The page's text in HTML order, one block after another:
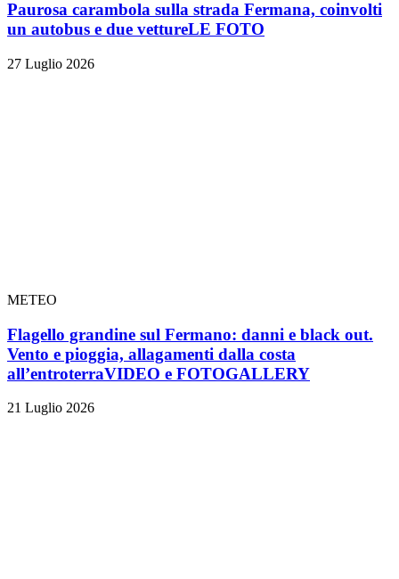
Paurosa carambola sulla strada Fermana, coinvolti
un autobus e due vettureLE FOTO
27 Luglio 2026
METEO
Flagello grandine sul Fermano: danni e black out.
Vento e pioggia, allagamenti dalla costa
all’entroterraVIDEO e FOTOGALLERY
21 Luglio 2026